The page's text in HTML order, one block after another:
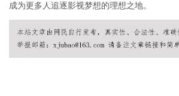
成为更多人追逐影视梦想的理想之地。